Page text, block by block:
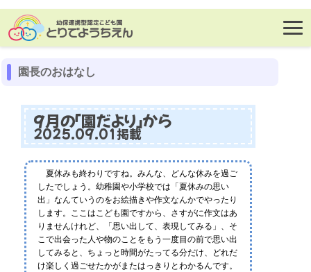
園長のおはなし
9月の「園だより」から
2025.09.01掲載
夏休みも終わりですね。みんな、どんな休みを過ご
したでしょう。幼稚園や小学校では「夏休みの思い
出」なんていうのをお絵描きや作文なんかでやったり
します。ここはこども園ですから、さすがに作文はあ
りませんけれど、「思い出して、表現してみる」、そ
こで出会った人や物のことをもう一度目の前で思い出
してみると、ちょっと時間がたってる分だけ、どれだ
け楽しく過ごせたかがまたはっきりとわかるんです。